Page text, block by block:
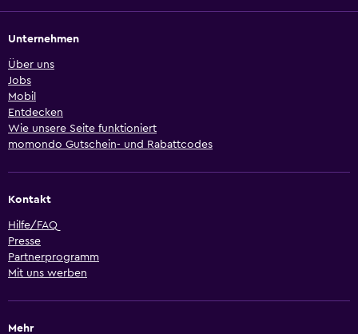
Unternehmen
Über uns
Jobs
Mobil
Entdecken
Wie unsere Seite funktioniert
momondo Gutschein- und Rabattcodes
Kontakt
Hilfe/FAQ
Presse
Partnerprogramm
Mit uns werben
Mehr